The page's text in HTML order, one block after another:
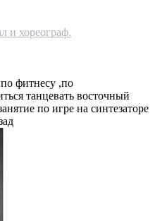
и хореограф.
фитнесу ,по
танцевать восточный
по игре на синтезаторе